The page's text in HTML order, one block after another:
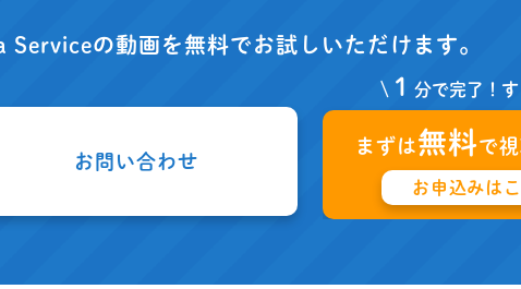
Serviceの動画を無料でお試しいただけます。
お問い合わせ
\ １分で完了！
まずは無料で
お申込みは